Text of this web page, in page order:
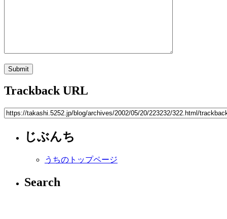
Trackback URL
じぶんち
うちのトップページ
Search